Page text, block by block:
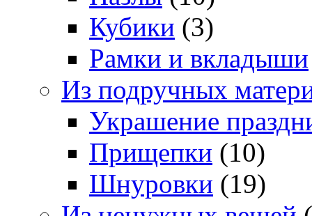
Кубики (3)
Рамки и вкладыши
Из подручных
Украшение
Прищепки (10)
Шнуровки (19)